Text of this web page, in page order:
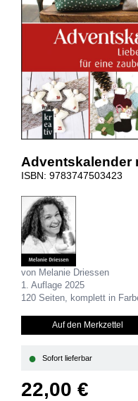
Adventskalender
ISBN: 9783747503423
von Melanie Driessen
1. Auflage 2025
120 Seiten, komplett in
Auf den Merkzettel
● Sofort lieferbar
22,00 €